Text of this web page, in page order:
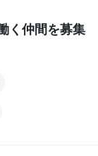
く仲間を募集